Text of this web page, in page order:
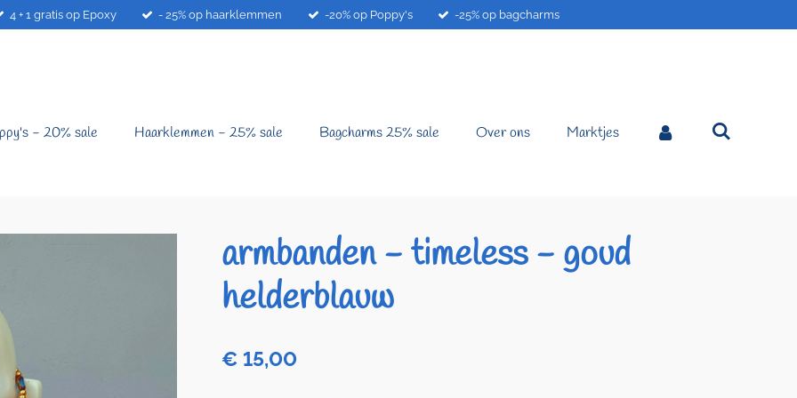
4 + 1 gratis op Epoxy - 25% op haarklemmen -20% op Poppy's -25% op bagcharms
- 20% sale Haarklemmen - 25% sale Bagcharms 25% sale Over ons Marktjes
armbanden - timeless - goud
helderblauw
€ 15,00